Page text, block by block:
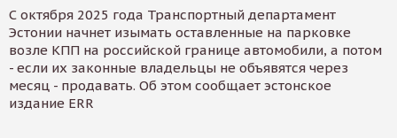
С октября 2025 года Транспортный департамент
Эстонии начнет изымать оставленные на парковке
возле КПП на российской границе автомобили, а потом
- если их законные владельцы не объявятся через
месяц - продавать. Об этом сообщает эстонское
издание ERR